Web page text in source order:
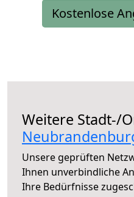
Kostenlose
Weitere Stadt-/
Unsere geprüften
Ihnen unverbindliche
Ihre Bedürfnisse